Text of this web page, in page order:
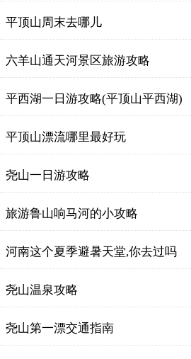
平顶山周末去哪儿
六羊山通天河景区旅游攻略
平西湖一日游攻略(平顶山平西湖)
平顶山漂流哪里最好玩
尧山一日游攻略
旅游鲁山响马河的小攻略
河南这个夏季避暑天堂,你去过吗
尧山温泉攻略
尧山第一漂交通指南